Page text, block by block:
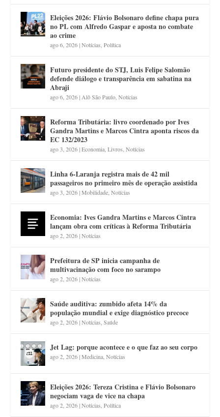
Eleições 2026: Flávio Bolsonaro define chapa pura
no PL com Alfredo Gaspar e aposta no combate
ao crime
ago 6, 2026|Notícias ,Política
Futuro presidente do STJ, Luis Felipe Salomão
defende diálogo e transparência em sabatina na
Abraji
ago 6, 2026| Alô São Paulo ,Notícias
Reforma Tributária: livro coordenado por Ives
Gandra Martins e Marcos Cintra aponta riscos da
EC 132/2023
ago 3, 2026|Economia ,Livros ,Notícias
Linha 6-Laranja registra mais de 42 mil
passageiros no primeiro mês de operação assistida
ago 3, 2026|Mobilidade ,Notícias
Economia: Ives Gandra Martins e Marcos Cintra
lançam obra com críticas à Reforma Tributária
ago 2, 2026|Notícias
Prefeitura de SP inicia campanha de
multivacinação com foco no sarampo
ago 2, 2026|Notícias
Saúde auditiva: zumbido afeta 14% da
população mundial e exige diagnóstico precoce
ago 2, 2026|Notícias ,Saúde
Jet Lag: porque acontece e o que faz ao seu corpo
ago 2, 2026|Medicina ,Notícias
Eleições 2026: Tereza Cristina e Flávio Bolsonaro
negociam vaga de vice na chapa
ago 2, 2026|Notícias ,Política